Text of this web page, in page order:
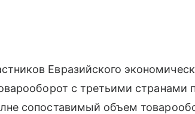
Евразийского
с третьими странами
сопоставимый объем